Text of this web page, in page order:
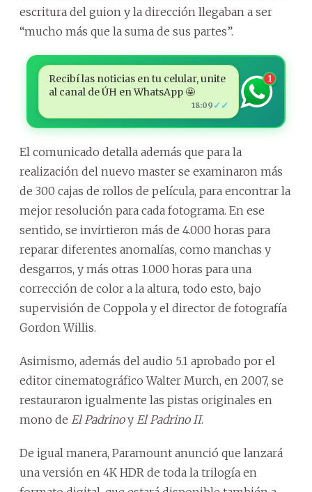
escritura del guion y la dirección llegaban a ser
“mucho más que la suma de sus partes”.
Recibí las noticias en tu celular, unite
al canal de ÚH en WhatsApp 🤩
18:09 ✓✓
1
El comunicado detalla además que para la
realización del nuevo master se examinaron más
de 300 cajas de rollos de película, para encontrar la
mejor resolución para cada fotograma. En ese
sentido, se invirtieron más de 4.000 horas para
reparar diferentes anomalías, como manchas y
desgarros, y más otras 1.000 horas para una
corrección de color a la altura, todo esto, bajo
supervisión de Coppola y el director de fotografía
Gordon Willis.
Asimismo, además del audio 5.1 aprobado por el
editor cinematográfico Walter Murch, en 2007, se
restauraron igualmente las pistas originales en
mono de El Padrinoy El Padrino II.
De igual manera, Paramount anunció que lanzará
una versión en 4K HDR de toda la trilogía en